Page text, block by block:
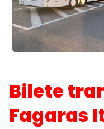
Bilete
Fagaras